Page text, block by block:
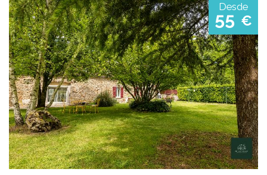
Desde
55 €